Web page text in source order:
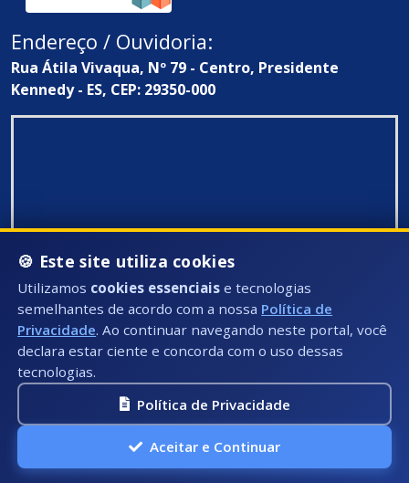
Endereço / Ouvidoria:
Rua Átila Vivaqua, Nº 79 - Centro, Presidente
Kennedy - ES, CEP: 29350-000
Todos Direitos Reservados ©: 2026
A.P.I Soluções
🍪 Este site utiliza cookies
Utilizamos cookies essenciais e tecnologias
semelhantes de acordo com a nossa Política de
Privacidade. Ao continuar navegando neste portal, você
declara estar ciente e concorda com o uso dessas
tecnologias.
Política de Privacidade
Aceitar e Continuar